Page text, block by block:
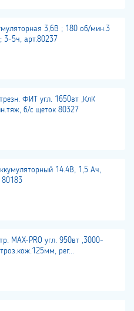
3,6В ; 180 об/мин.3
3-5ч, арт.80237
ФИТ угл. 1650вт ,КлК
б/с щеток 80327
14.4В, 1,5 Ач,
80183
MAX-PRO угл. 950вт ,3000-
рег...